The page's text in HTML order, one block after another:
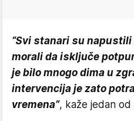
“Svi stanari su
morali da isključe
je bilo mnogo dima u
intervencija je zato
vremena”, kaže jedan od